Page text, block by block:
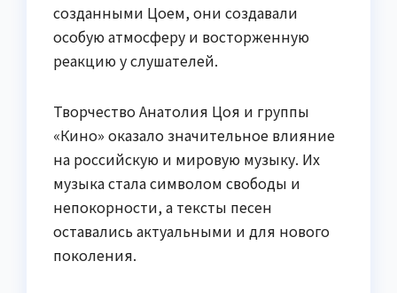
созданными Цоем, они создавали
особую атмосферу и восторженную
реакцию у слушателей.
Творчество Анатолия Цоя и группы
«Кино» оказало значительное влияние
на российскую и мировую музыку. Их
музыка стала символом свободы и
непокорности, а тексты песен
оставались актуальными и для нового
поколения.